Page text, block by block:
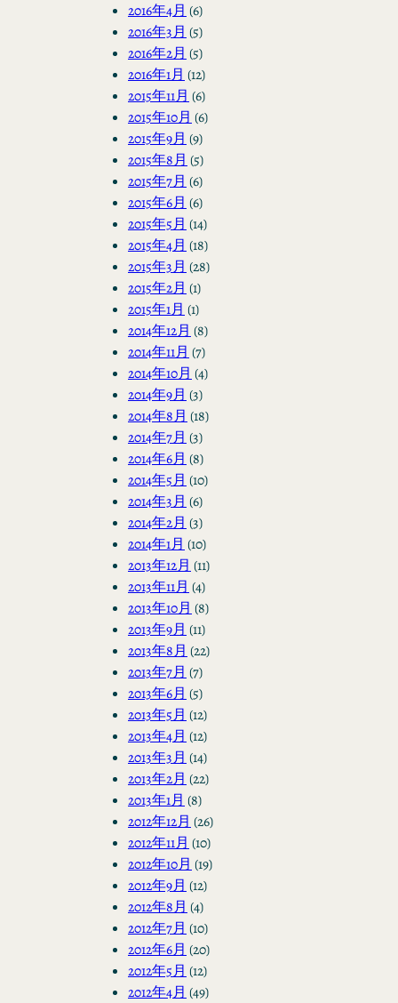
2016年4月 (6)
2016年3月 (5)
2016年2月 (5)
2016年1月 (12)
2015年11月 (6)
2015年10月 (6)
2015年9月 (9)
2015年8月 (5)
2015年7月 (6)
2015年6月 (6)
2015年5月 (14)
2015年4月 (18)
2015年3月 (28)
2015年2月 (1)
2015年1月 (1)
2014年12月 (8)
2014年11月 (7)
2014年10月 (4)
2014年9月 (3)
2014年8月 (18)
2014年7月 (3)
2014年6月 (8)
2014年5月 (10)
2014年3月 (6)
2014年2月 (3)
2014年1月 (10)
2013年12月 (11)
2013年11月 (4)
2013年10月 (8)
2013年9月 (11)
2013年8月 (22)
2013年7月 (7)
2013年6月 (5)
2013年5月 (12)
2013年4月 (12)
2013年3月 (14)
2013年2月 (22)
2013年1月 (8)
2012年12月 (26)
2012年11月 (10)
2012年10月 (19)
2012年9月 (12)
2012年8月 (4)
2012年7月 (10)
2012年6月 (20)
2012年5月 (12)
2012年4月 (49)